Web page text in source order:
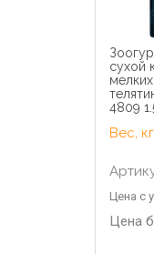
сухой
4809
Вес,
Цена с
Цена